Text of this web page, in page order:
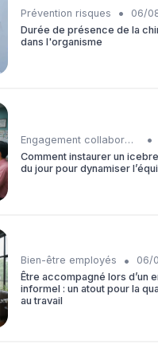
Prévention risques •
06/
Durée de présence de la
dans l'organisme
Engagement collaborateurs •
Comment instaurer un
du jour pour dynamiser
Bien-être employés •
06/
Être accompagné lors d’un
informel : un atout pour la
au travail